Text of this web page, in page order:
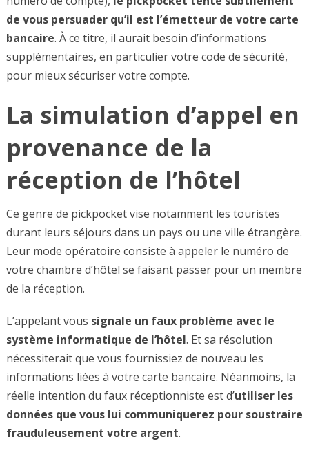
de vous persuader qu’il est l’émetteur de votre carte
bancaire. À ce titre, il aurait besoin d’informations
supplémentaires, en particulier votre code de sécurité,
pour mieux sécuriser votre compte.
La simulation d’appel en
provenance de la
réception de l’hôtel
Ce genre de pickpocket vise notamment les touristes
durant leurs séjours dans un pays ou une ville étrangère.
Leur mode opératoire consiste à appeler le numéro de
votre chambre d’hôtel se faisant passer pour un membre
de la réception.
L’appelant vous signale un faux problème avec le
système informatique de l’hôtel. Et sa résolution
nécessiterait que vous fournissiez de nouveau les
informations liées à votre carte bancaire. Néanmoins, la
réelle intention du faux réceptionniste est d’utiliser les
données que vous lui communiquerez pour soustraire
frauduleusement votre argent.